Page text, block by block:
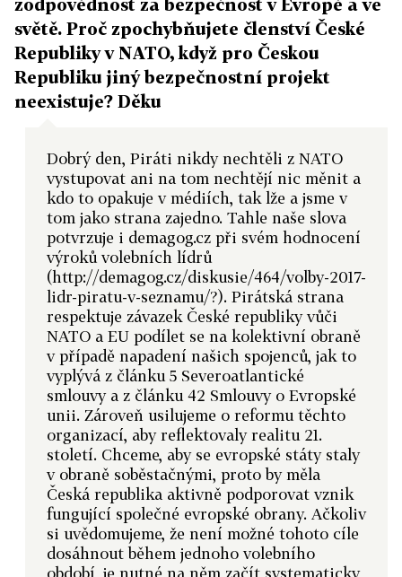
světě. Proč zpochybňujete členství České
Republiky v NATO, když pro Českou
Republiku jiný bezpečnostní projekt
neexistuje? Děku
Dobrý den, Piráti nikdy nechtěli z NATO
vystupovat ani na tom nechtějí nic měnit a
kdo to opakuje v médiích, tak lže a jsme v
tom jako strana zajedno. Tahle naše slova
potvrzuje i demagog.cz při svém hodnocení
výroků volebních lídrů
(http://demagog.cz/diskusie/464/volby-2017-
lidr-piratu-v-seznamu/?). Pirátská strana
respektuje závazek České republiky vůči
NATO a EU podílet se na kolektivní obraně
v případě napadení našich spojenců, jak to
vyplývá z článku 5 Severoatlantické
smlouvy a z článku 42 Smlouvy o Evropské
unii. Zároveň usilujeme o reformu těchto
organizací, aby reflektovaly realitu 21.
století. Chceme, aby se evropské státy staly
v obraně soběstačnými, proto by měla
Česká republika aktivně podporovat vznik
fungující společné evropské obrany. Ačkoliv
si uvědomujeme, že není možné tohoto cíle
dosáhnout během jednoho volebního
období, je nutné na něm začít systematicky